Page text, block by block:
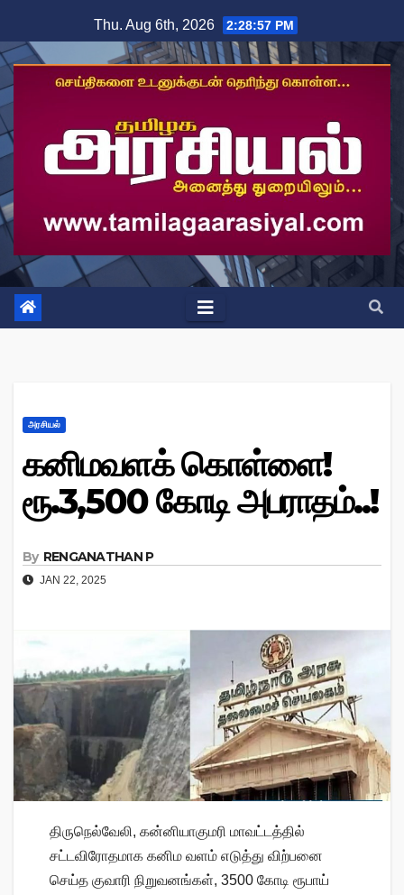
to
content
Thu. Aug 6th, 2026 2:28:58 PM
அரசியல்
கனிமவளக் கொள்ளை!
ரூ.3,500 கோடி அபராதம்..!
By RENGANATHAN P
JAN 22, 2025
திருநெல்வேலி, கன்னியாகுமரி மாவட்டத்தில்
சட்டவிரோதமாக கனிம வளம் எடுத்து விற்பனை
செய்த குவாரி நிறுவனங்கள், 3500 கோடி ரூபாய்